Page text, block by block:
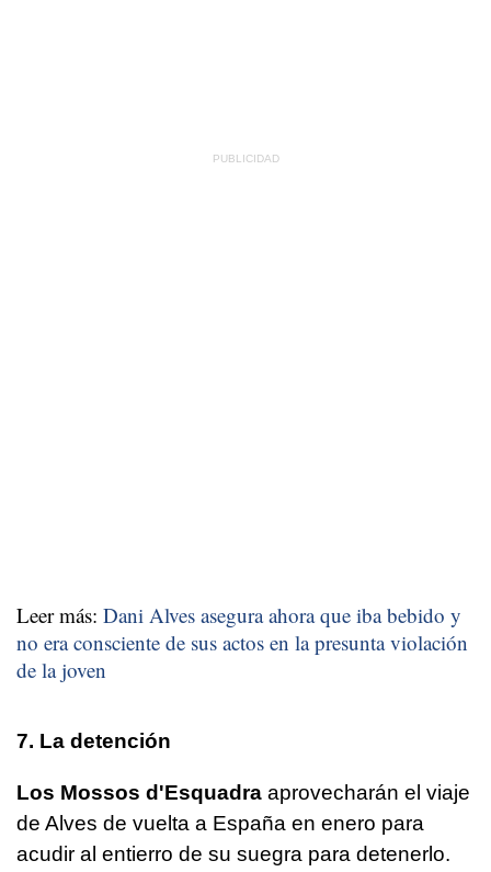
Leer más: Dani Alves asegura ahora que iba bebido y
no era consciente de sus actos en la presunta violación
de la joven
7. La detención
Los Mossos d'Esquadra aprovecharán el viaje
de Alves de vuelta a España en enero para
acudir al entierro de su suegra para detenerlo.